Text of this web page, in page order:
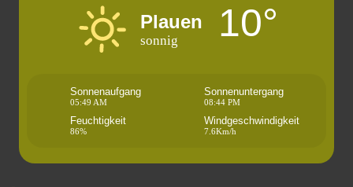
Plauen
sonnig 10°
Sonnenaufgang
05:49 AM
Sonnenuntergang
08:44 PM
Feuchtigkeit
86%
Windgeschwindigkeit
7.6Km/h